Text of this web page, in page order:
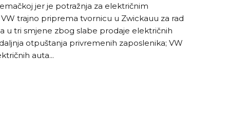
jer je potražnja za električnim
trajno priprema tvornicu u Zwickauu za rad
u tri smjene zbog slabe prodaje električnih
otpuštanja privremenih zaposlenika; VW
auta...